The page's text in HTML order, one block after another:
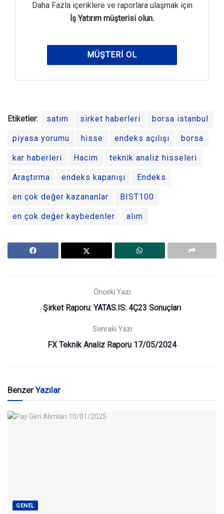
Daha Fazla içeriklere ve raporlara ulaşmak için
İş Yatırım müşterisi olun.
MÜŞTERI OL
Etiketler: satım sirket haberleri borsa istanbul
piyasa yorumu hisse endeks açılışı borsa
kar haberleri Hacim teknik analiz hisseleri
Araştırma endeks kapanışı Endeks
en çok değer kazananlar BIST100
en çok değer kaybedenler alım
Önceki Yazı
Şirket Raporu: YATAS.IS: 4Ç23 Sonuçları
Sonraki Yazı
FX Teknik Analiz Raporu 17/05/2024
BenzerYazılar
GENEL